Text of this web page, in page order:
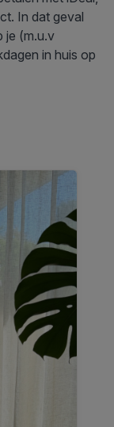
In dat geval
je (m.u.v
in huis op